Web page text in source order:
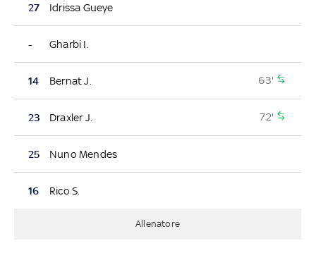
27 Idrissa Gueye
- Gharbi I.
14 Bernat J. 63'
23 Draxler J. 72'
25 Nuno Mendes
16 Rico S.
Allenatore